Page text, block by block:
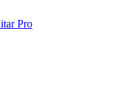
Pro